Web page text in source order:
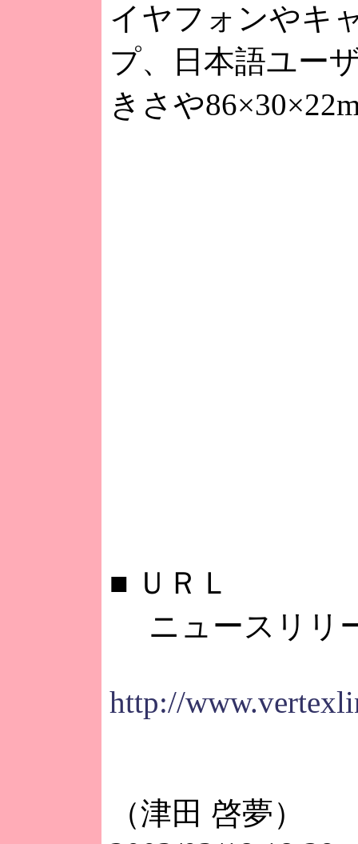
イヤフォンやキ
プ、日本語ユー
きさや
■ ＵＲＬ
ニュースリリ
http://
（津田 啓夢）